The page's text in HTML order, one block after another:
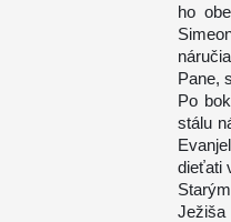
ho
Pane,
Po
stálu
dieťati
Ježiša